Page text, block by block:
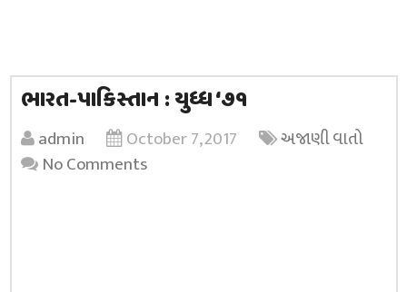
ભારત-પાકિસ્તાન : યુધ્ધ ‘૭૧
admin October 7, 2017
અજાણી વાતો
No Comments